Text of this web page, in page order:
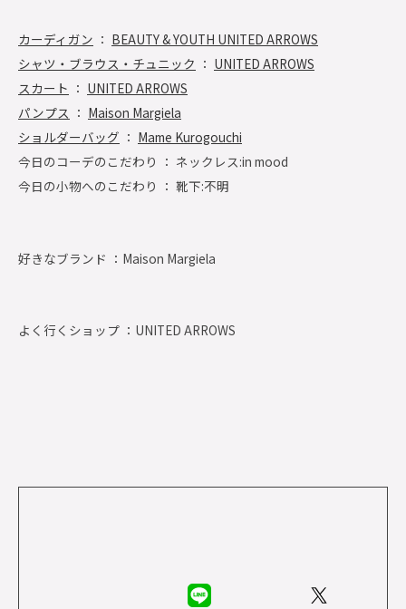
カーディガン ： BEAUTY & YOUTH UNITED ARROWS
シャツ・ブラウス・チュニック ： UNITED ARROWS
スカート ： UNITED ARROWS
パンプス ： Maison Margiela
ショルダーバッグ ： Mame Kurogouchi
今日のコーデのこだわり ： ネックレス:in mood
今日の小物へのこだわり ： 靴下:不明
好きなブランド ： Maison Margiela
よく行くショップ ： UNITED ARROWS